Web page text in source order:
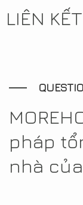
LIÊN
pháp
nhà